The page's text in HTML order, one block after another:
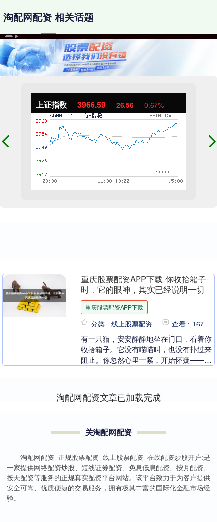
上证指数 3966.59 26.56 0.67%
淘配网配资 相关话题
重庆股票配资APP下载 你收拾箱子
时，它的眼神，其实已经说明一切
重庆股票配资APP下载
分类：线上股票配资 查看：167
有一只猫，安安静静地坐在门口，看着你
收拾箱子。它没有喵喵叫，也没有扑过来
阻止。你忽然心里一紧，开始怀疑——它
淘配网配资文章已加载完成
关淘配网配资
淘配网配资_正规股票配资_线上股票配资_在线配资炒股开户:是
一家提供网络配资炒股、短线证券配资、免息低息配资、按月配资、
按天配资等服务的正规真实配资平台网站。该平台致力于为客户提供
安全可靠、优质便捷的交易服务，拥有极其丰富的国际化金融市场经
验。